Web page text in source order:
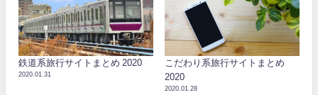
鉄道系旅行サイトまとめ 2020
2020.01.31
こだわり系旅行サイトまとめ
2020
2020.01.28